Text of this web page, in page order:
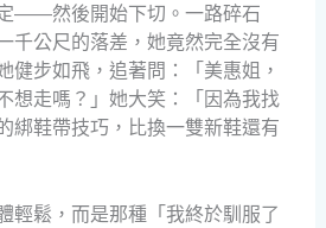
——然後開始下切。一路碎石
千公尺的落差，她竟然完全沒有
健步如飛，追著問：「美惠姐，
想走嗎？」她大笑：「因為我找
鞋帶技巧，比換一雙新鞋還有
輕鬆，而是那種「我終於馴服了